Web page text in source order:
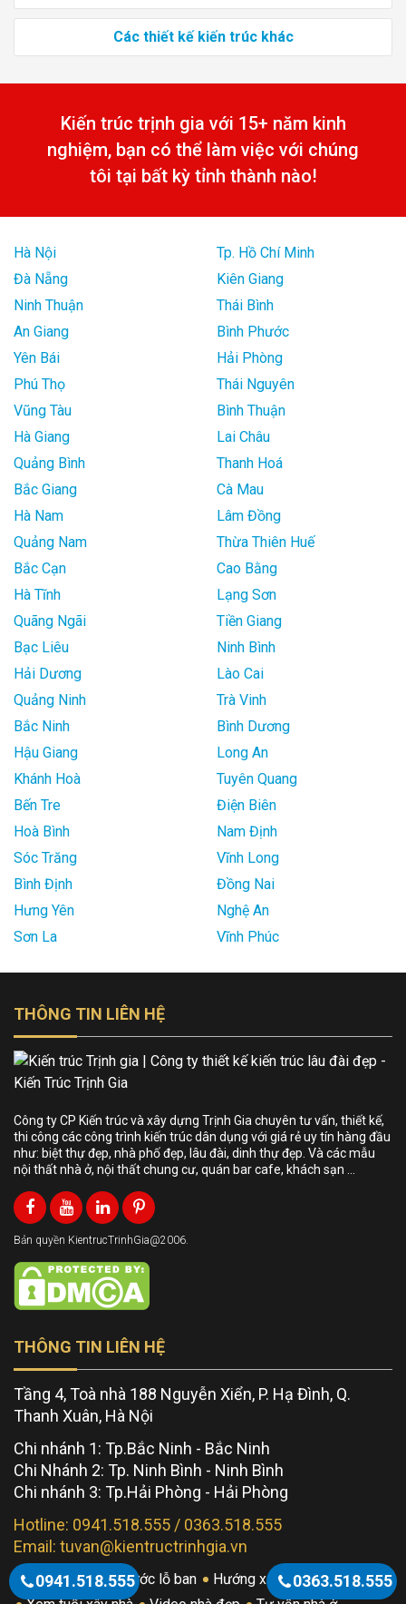
Các thiết kế kiến trúc khác
Kiến trúc trịnh gia với 15+ năm kinh
nghiệm, bạn có thể làm việc với chúng
tôi tại bất kỳ tỉnh thành nào!
Hà Nội
Tp. Hồ Chí Minh
Đà Nẵng
Kiên Giang
Ninh Thuận
Thái Bình
An Giang
Bình Phước
Yên Bái
Hải Phòng
Phú Thọ
Thái Nguyên
Vũng Tàu
Bình Thuận
Hà Giang
Lai Châu
Quảng Bình
Thanh Hoá
Bắc Giang
Cà Mau
Hà Nam
Lâm Đồng
Quảng Nam
Thừa Thiên Huế
Bắc Cạn
Cao Bằng
Hà Tĩnh
Lạng Sơn
Quãng Ngãi
Tiền Giang
Bạc Liêu
Ninh Bình
Hải Dương
Lào Cai
Quảng Ninh
Trà Vinh
Bắc Ninh
Bình Dương
Hậu Giang
Long An
Khánh Hoà
Tuyên Quang
Bến Tre
Điện Biên
Hoà Bình
Nam Định
Sóc Trăng
Vĩnh Long
Bình Định
Đồng Nai
Hưng Yên
Nghệ An
Sơn La
Vĩnh Phúc
THÔNG TIN LIÊN HỆ
Công ty CP Kiến trúc và xây dựng Trịnh Gia chuyên tư vấn, thiết kế,
thi công các công trình kiến trúc dân dụng với giá rẻ uy tín hàng đầu
như: biệt thự đẹp, nhà phố đẹp, lâu đài, dinh thự đẹp. Và các mẫu
nội thất nhà ở, nội thất chung cư, quán bar cafe, khách sạn …
Bản quyền KientrucTrinhGia@2006.
THÔNG TIN LIÊN HỆ
Tầng 4, Toà nhà 188 Nguyễn Xiển, P. Hạ Đình, Q.
Thanh Xuân, Hà Nội
Chi nhánh 1: Tp.Bắc Ninh - Bắc Ninh
Chi Nhánh 2: Tp. Ninh Bình - Ninh Bình
Chi nhánh 3: Tp.Hải Phòng - Hải Phòng
Hotline: 0941.518.555 / 0363.518.555
Email: tuvan@kientructrinhgia.vn
Bảng giá Thước lỗ ban
Hướng xây nhà đẹp
0941.518.555 0363.518.555